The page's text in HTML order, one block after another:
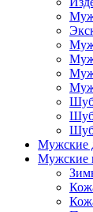
Мужские
Мужские